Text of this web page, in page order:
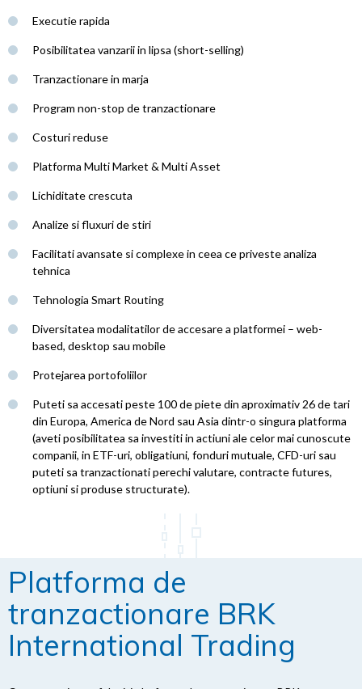
Executie rapida
Posibilitatea vanzarii in lipsa (short-selling)
Tranzactionare in marja
Program non-stop de tranzactionare
Costuri reduse
Platforma Multi Market & Multi Asset
Lichiditate crescuta
Analize si fluxuri de stiri
Facilitati avansate si complexe in ceea ce priveste analiza
tehnica
Tehnologia Smart Routing
Diversitatea modalitatilor de accesare a platformei – web-
based, desktop sau mobile
Protejarea portofoliilor
Puteti sa accesati peste 100 de piete din aproximativ 26 de tari
din Europa, America de Nord sau Asia dintr-o singura platforma
(aveti posibilitatea sa investiti in actiuni ale celor mai cunoscute
companii, in ETF-uri, obligatiuni, fonduri mutuale, CFD-uri sau
puteti sa tranzactionati perechi valutare, contracte futures,
optiuni si produse structurate).
Platforma de
tranzactionare BRK
International Trading